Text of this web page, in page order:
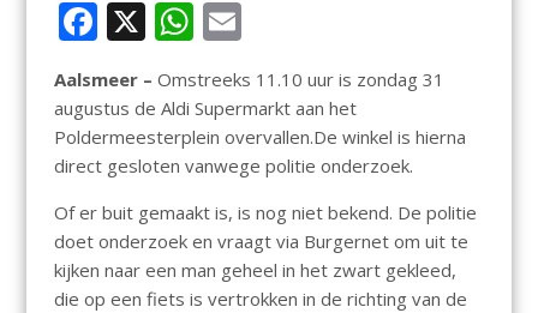
F
e
b
o
o
k
X W
at
s
A
p
p
E
ai
l
Aalsmeer – Omstreeks 11.10 uur is zondag 31
augustus de Aldi Supermarkt aan het
Poldermeesterplein overvallen.De winkel is hierna
direct gesloten vanwege politie onderzoek.
Of er buit gemaakt is, is nog niet bekend. De politie
doet onderzoek en vraagt via Burgernet om uit te
kijken naar een man geheel in het zwart gekleed,
die op een fiets is vertrokken in de richting van de